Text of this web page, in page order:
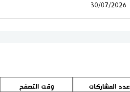
30/07/2026
عدد المشاركات وقت التصفح